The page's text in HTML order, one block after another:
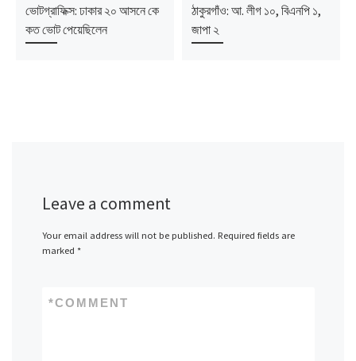
ভোটগ্রাফিক্স: ঢাকার ২০ আসনে কে
কত ভোট পেয়েছিলেন
ঠাকুরগাঁও: আ. লীগ ১০, বিএনপি ১,
জাপা ২
Leave a comment
Your email address will not be published. Required fields are
marked *
COMMENT
*